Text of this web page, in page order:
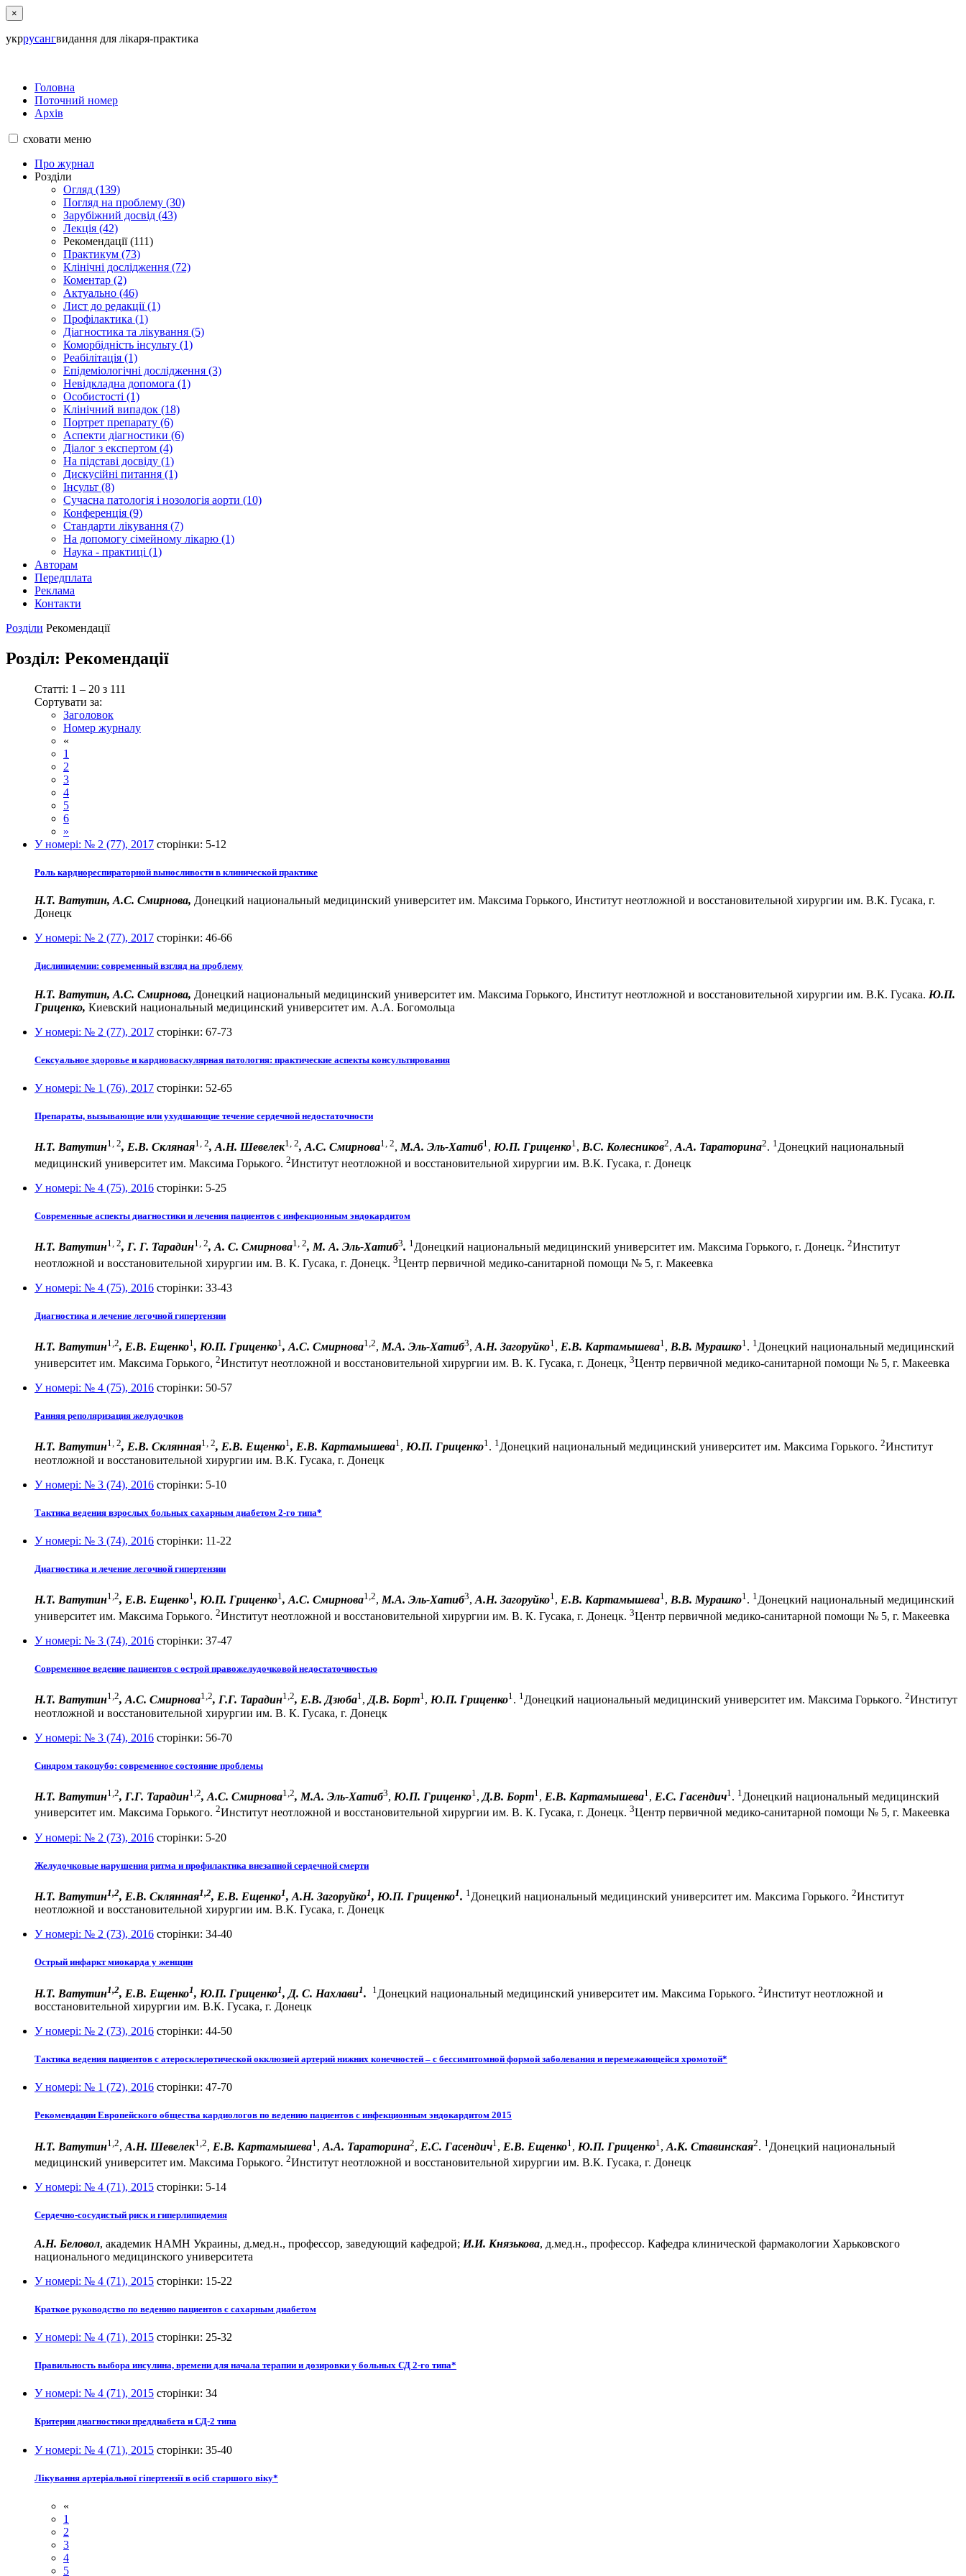
×
укррусангвидання для лікаря-практика
Головна
Поточний номер
Архів
сховати меню
Про журнал
Розділи
Огляд (139)
Погляд на проблему (30)
Зарубіжний досвід (43)
Лекція (42)
Рекомендації (111)
Практикум (73)
Клінічні дослідження (72)
Коментар (2)
Актуально (46)
Лист до редакції (1)
Профілактика (1)
Діагностика та лікування (5)
Коморбідність інсульту (1)
Реабілітація (1)
Епідеміологічні дослідження (3)
Невідкладна допомога (1)
Особистості (1)
Клінічний випадок (18)
Портрет препарату (6)
Аспекти діагностики (6)
Діалог з експертом (4)
На підставі досвіду (1)
Дискусійні питання (1)
Інсульт (8)
Сучасна патологія і нозологія аорти (10)
Конференція (9)
Стандарти лікування (7)
На допомогу сімейному лікарю (1)
Наука - практиці (1)
Авторам
Передплата
Реклама
Контакти
Розділи Рекомендації
Розділ: Рекомендації
Статті: 1 – 20 з 111
Сортувати за:
Заголовок
Номер журналу
«
1
2
3
4
5
6
»
У номері: № 2 (77), 2017 сторінки: 5-12
Роль кардиореспираторной выносливости в клинической практике
Н.Т. Ватутин, А.С. Смирнова, Донецкий национальный медицинский университет им. Максима Горького, Институт неотложной и восстановительной хирургии им. В.К. Гусака, г.
Донецк
У номері: № 2 (77), 2017 сторінки: 46-66
Дислипидемии: современный взгляд на проблему
Н.Т. Ватутин, А.С. Смирнова, Донецкий национальный медицинский университет им. Максима Горького, Институт неотложной и восстановительной хирургии им. В.К. Гусака. Ю.П.
Гриценко, Киевский национальный медицинский университет им. А.А. Богомольца
У номері: № 2 (77), 2017 сторінки: 67-73
Сексуальное здоровье и кардиоваскулярная патология: практические аспекты консультирования
У номері: № 1 (76), 2017 сторінки: 52-65
Препараты, вызывающие или ухудшающие течение сердечной недостаточности
Н.Т. Ватутин1, 2, Е.В. Скляная1, 2, А.Н. Шевелек1, 2, А.С. Смирнова1, 2,М.А. Эль-Хатиб1, Ю.П. Гриценко1, В.С. Колесников2,А.А. Тараторина2. 1Донецкий национальный
медицинский университет им. Максима Горького. 2Институт неотложной и восстановительной хирургии им. В.К. Гусака, г. Донецк
У номері: № 4 (75), 2016 сторінки: 5-25
Современные аспекты диагностики и лечения пациентов с инфекционным эндокардитом
Н.Т. Ватутин1, 2, Г. Г. Тарадин1, 2, А. С. Смирнова1, 2, М. А. Эль-Хатиб3. 1Донецкий национальный медицинский университет им. Максима Горького, г. Донецк. 2Институт
неотложной и восстановительной хирургии им. В. К. Гусака, г. Донецк. 3Центр первичной медико-санитарной помощи № 5, г. Макеевка
У номері: № 4 (75), 2016 сторінки: 33-43
Диагностика и лечение легочной гипертензии
Н.Т. Ватутин1,2, Е.В. Ещенко1, Ю.П. Гриценко1, А.С. Смирнова1,2,М.А. Эль-Хатиб3,А.Н. Загоруйко1, Е.В. Картамышева1, В.В. Мурашко1. 1Донецкий национальный медицинский
университет им. Максима Горького, 2Институт неотложной и восстановительной хирургии им. В. К. Гусака, г. Донецк, 3Центр первичной медико-санитарной помощи № 5, г. Макеевка
У номері: № 4 (75), 2016 сторінки: 50-57
Ранняя реполяризация желудочков
Н.Т. Ватутин1, 2, Е.В. Склянная1, 2, Е.В. Ещенко1, Е.В. Картамышева1, Ю.П. Гриценко1. 1Донецкий национальный медицинский университет им. Максима Горького. 2Институт
неотложной и восстановительной хирургии им. В.К. Гусака, г. Донецк
У номері: № 3 (74), 2016 сторінки: 5-10
Тактика ведения взрослых больных сахарным диабетом 2-го типа*
У номері: № 3 (74), 2016 сторінки: 11-22
Диагностика и лечение легочной гипертензии
Н.Т. Ватутин1,2, Е.В. Ещенко1, Ю.П. Гриценко1, А.С. Смирнова1,2,М.А. Эль-Хатиб3,А.Н. Загоруйко1, Е.В. Картамышева1, В.В. Мурашко1. 1Донецкий национальный медицинский
университет им. Максима Горького. 2Институт неотложной и восстановительной хирургии им. В. К. Гусака, г. Донецк. 3Центр первичной медико-санитарной помощи № 5, г. Макеевка
У номері: № 3 (74), 2016 сторінки: 37-47
Современное ведение пациентов с острой правожелудочковой недостаточностью
Н.Т. Ватутин1,2, А.С. Смирнова1,2, Г.Г. Тарадин1,2, Е.В. Дзюба1,Д.В. Борт1, Ю.П. Гриценко1. 1Донецкий национальный медицинский университет им. Максима Горького. 2Институт
неотложной и восстановительной хирургии им. В. К. Гусака, г. Донецк
У номері: № 3 (74), 2016 сторінки: 56-70
Синдром такоцубо: современное состояние проблемы
Н.Т. Ватутин1,2, Г.Г. Тарадин1,2, А.С. Смирнова1,2, М.А. Эль-Хатиб3, Ю.П. Гриценко1 , Д.В. Борт1 , Е.В. Картамышева1 , Е.С. Гасендич1 . 1 Донецкий национальный медицинский
университет им. Максима Горького. 2Институт неотложной и восстановительной хирургии им. В. К. Гусака, г. Донецк. 3Центр первичной медико-санитарной помощи № 5, г. Макеевка
У номері: № 2 (73), 2016 сторінки: 5-20
Желудочковые нарушения ритма и профилактика внезапной сердечной смерти
Н.Т. Ватутин1,2, Е.В. Склянная1,2, Е.В. Ещенко1, А.Н. Загоруйко1, Ю.П. Гриценко1. 1 Донецкий национальный медицинский университет им. Максима Горького. 2Институт
неотложной и восстановительной хирургии им. В.К. Гусака, г. Донецк
У номері: № 2 (73), 2016 сторінки: 34-40
Острый инфаркт миокарда у женщин
Н.Т. Ватутин1,2, Е.В. Ещенко1, Ю.П. Гриценко1, Д. С. Нахлави1. 1 Донецкий национальный медицинский университет им. Максима Горького. 2Институт неотложной и
восстановительной хирургии им. В.К. Гусака, г. Донецк
У номері: № 2 (73), 2016 сторінки: 44-50
Тактика ведения пациентов с атеросклеротической окклюзией артерий нижних конечностей – с бессимптомной формой заболевания и перемежающейся хромотой*
У номері: № 1 (72), 2016 сторінки: 47-70
Рекомендации Европейского общества кардиологов по ведению пациентов с инфекционным эндокардитом 2015
Н.Т. Ватутин1,2, А.Н. Шевелек1,2, Е.В. Картамышева1 , А.А. Тараторина2, Е.С. Гасендич1 , Е.В. Ещенко1 , Ю.П. Гриценко1 , А.К. Ставинская2. 1 Донецкий национальный
медицинский университет им. Максима Горького. 2Институт неотложной и восстановительной хирургии им. В.К. Гусака, г. Донецк
У номері: № 4 (71), 2015 сторінки: 5-14
Сердечно-сосудистый риск и гиперлипидемия
А.Н. Беловол, академик НАМН Украины, д.мед.н., профессор, заведующий кафедрой; И.И. Князькова, д.мед.н., профессор. Кафедра клинической фармакологии Харьковского
национального медицинского университета
У номері: № 4 (71), 2015 сторінки: 15-22
Краткое руководство по ведению пациентов с сахарным диабетом
У номері: № 4 (71), 2015 сторінки: 25-32
Правильность выбора инсулина, времени для начала терапии и дозировки у больных СД 2-го типа*
У номері: № 4 (71), 2015 сторінки: 34
Критерии диагностики преддиабета и СД-2 типа
У номері: № 4 (71), 2015 сторінки: 35-40
Лікування артеріальної гіпертензії в осіб старшого віку*
«
1
2
3
4
5